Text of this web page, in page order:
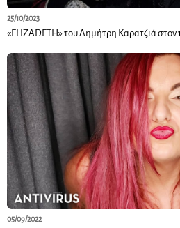
25/10/2023
«ELIZADETH» του Δημήτρη Καρατζιά
05/09/2022